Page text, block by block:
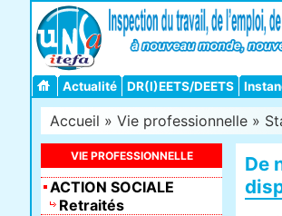
Actualité DR(I)EETS/DEETS
Accueil » Vie professionnelle »
De
VIE PROFESSIONNELLE
ACTION SOCIALE
Retraités